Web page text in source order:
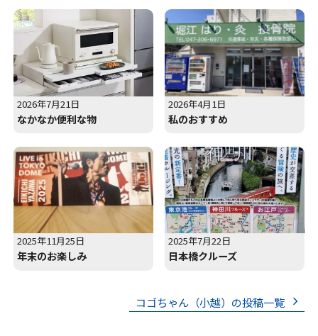
2026年7月21日
なかなか便利な物
2026年4月1日
私のおすすめ
2025年11月25日
年末のお楽しみ
2025年7月22日
日本橋クルーズ
コゴちゃん（小越）の投稿一覧